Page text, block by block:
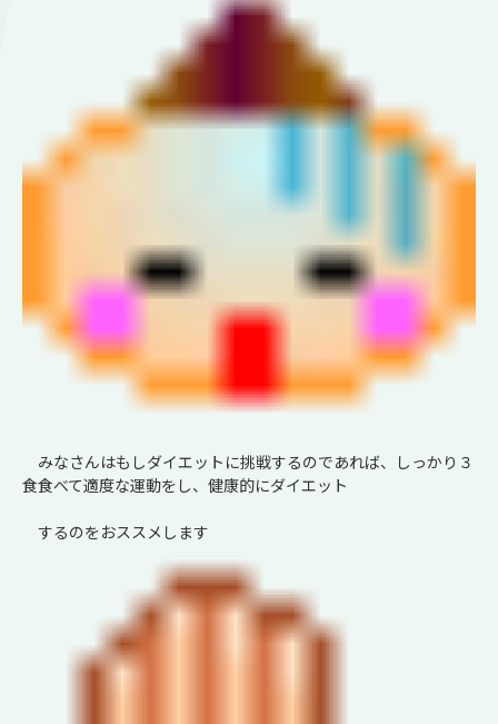
みなさんはもしダイエットに挑戦するのであれば、しっかり３
食食べて適度な運動をし、健康的にダイエット
するのをおススメします